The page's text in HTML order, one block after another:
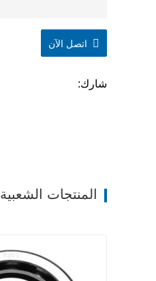
اتصل الآن
شارك:
المنتجات الشعبية